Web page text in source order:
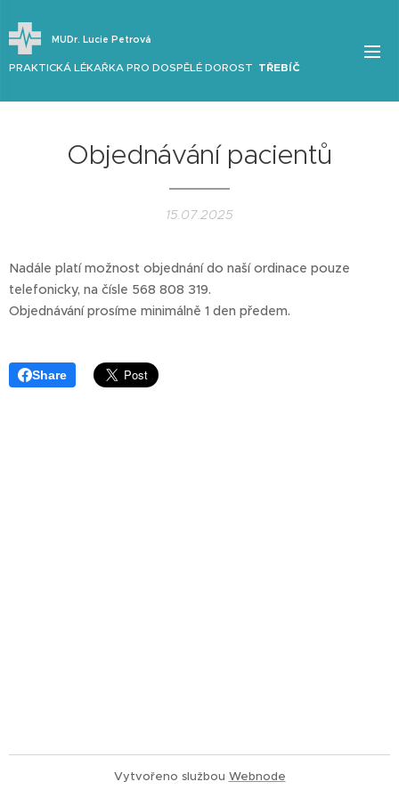
MUDr. Lucie Petrová
PRAKTICKÁ LÉKAŘKA PRO DOSPĚLÉ DOROST TŘEBÍČ
Objednávání pacientů
15.07.2025
Nadále platí možnost objednání do naší ordinace pouze
telefonicky, na čísle 568 808 319.
Objednávání prosíme minimálně 1 den předem.
Share
Vytvořeno službou Webnode